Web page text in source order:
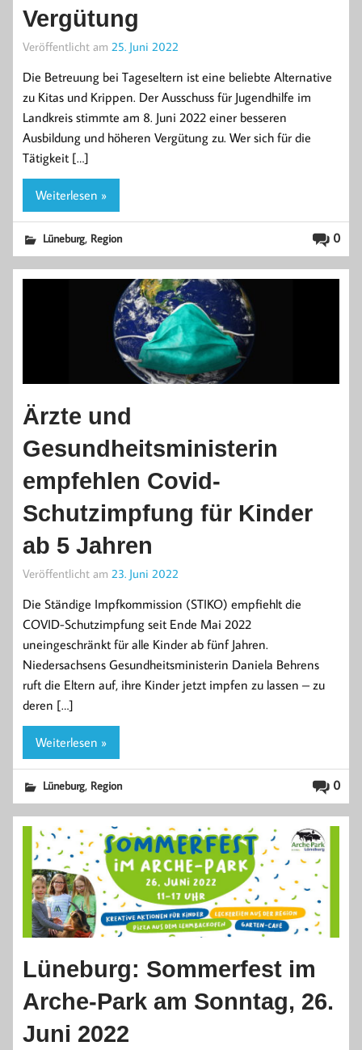
Vergütung
Veröffentlicht am 25. Juni 2022
Die Betreuung bei Tageseltern ist eine beliebte Alternative
zu Kitas und Krippen. Der Ausschuss für Jugendhilfe im
Landkreis stimmte am 8. Juni 2022 einer besseren
Ausbildung und höheren Vergütung zu. Wer sich für die
Tätigkeit […]
Weiterlesen »
0
Lüneburg, Region
Ärzte und
Gesundheitsministerin
empfehlen Covid-
Schutzimpfung für Kinder
ab 5 Jahren
Veröffentlicht am 23. Juni 2022
Die Ständige Impfkommission (STIKO) empfiehlt die
COVID-Schutzimpfung seit Ende Mai 2022
uneingeschränkt für alle Kinder ab fünf Jahren.
Niedersachsens Gesundheitsministerin Daniela Behrens
ruft die Eltern auf, ihre Kinder jetzt impfen zu lassen – zu
deren […]
Weiterlesen »
0
Lüneburg, Region
Lüneburg: Sommerfest im
Arche-Park am Sonntag, 26.
Juni 2022